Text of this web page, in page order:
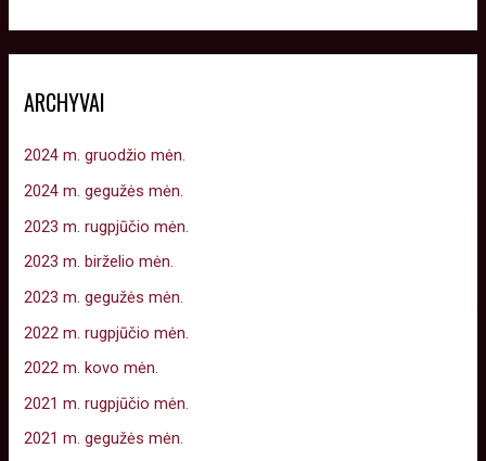
ARCHYVAI
2024 m. gruodžio mėn.
2024 m. gegužės mėn.
2023 m. rugpjūčio mėn.
2023 m. birželio mėn.
2023 m. gegužės mėn.
2022 m. rugpjūčio mėn.
2022 m. kovo mėn.
2021 m. rugpjūčio mėn.
2021 m. gegužės mėn.